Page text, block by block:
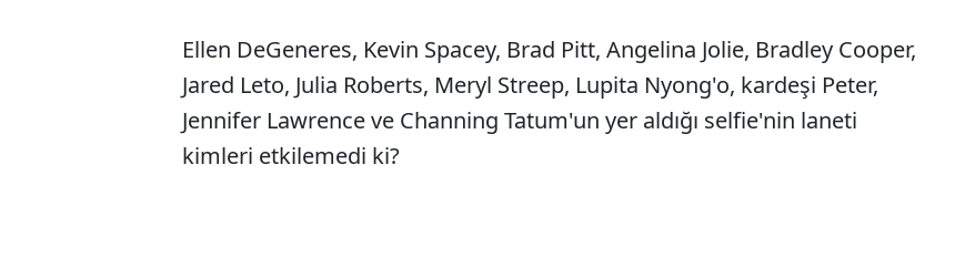
Ellen DeGeneres, Kevin Spacey, Brad Pitt, Angelina Jolie, Bradley Cooper,
Jared Leto, Julia Roberts, Meryl Streep, Lupita Nyong'o, kardeşi Peter,
Jennifer Lawrence ve Channing Tatum'un yer aldığı selfie'nin laneti
kimleri etkilemedi ki?